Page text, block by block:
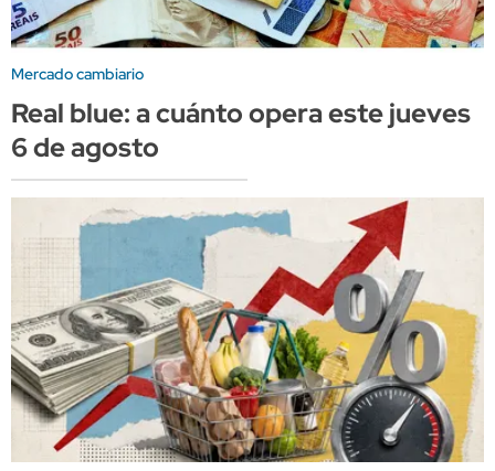
Mercado cambiario
Real blue: a cuánto opera este jueves
6 de agosto